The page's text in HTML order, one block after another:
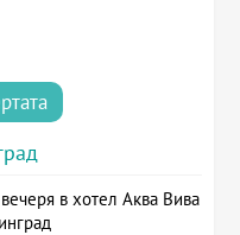
в хотел Аква Вива